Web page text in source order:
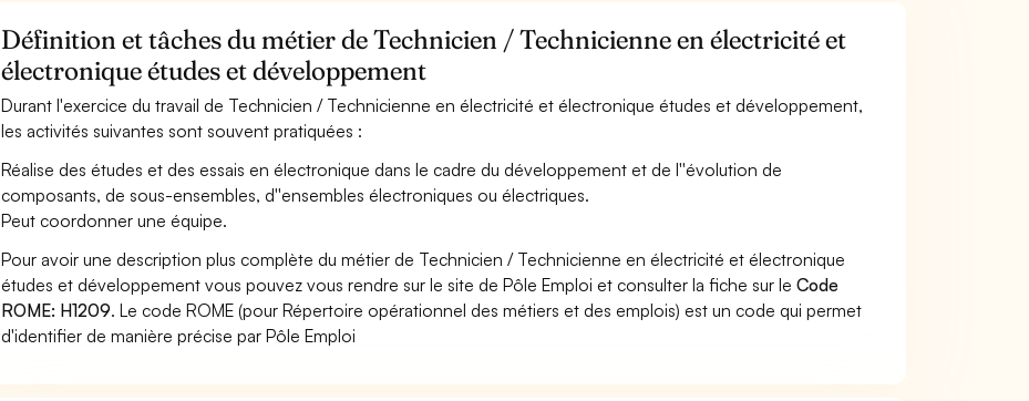
Définition et tâches du métier de Technicien / Technicienne en électricité et
électronique études et développement
Durant l'exercice du travail de Technicien / Technicienne en électricité et électronique études et développement,
les activités suivantes sont souvent pratiquées :
Réalise des études et des essais en électronique dans le cadre du développement et de l''évolution de
composants, de sous-ensembles, d''ensembles électroniques ou électriques.
Peut coordonner une équipe.
Pour avoir une description plus complète du métier de Technicien / Technicienne en électricité et électronique
études et développement vous pouvez vous rendre sur le site de Pôle Emploi et consulter la fiche sur leCode
ROME: H1209. Le code ROME (pour Répertoire opérationnel des métiers et des emplois) est un code qui permet
d'identifier de manière précise par Pôle Emploi